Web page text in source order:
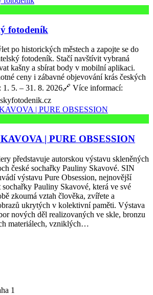
fotodeník
po historických městech a zapojte se do
fotodeník. Stačí navštívit vybraná
kašny a sbírat body v mobilní aplikaci.
ceny i zábavné objevování krás českých
1. 5. – 31. 8. 2026🔗 Více informací:
| PURE OBSESSION
představuje autorskou výstavu skleněných
české sochařky Pauliny Skavové. SIN
výstavu Pure Obsession, nejnovější
Pauliny Skavové, která ve své
zkoumá vztah člověka, zvířete a
ukrytých v kolektivní paměti. Výstava
nových děl realizovaných ve skle, bronzu
materiálech, vzniklých…
1